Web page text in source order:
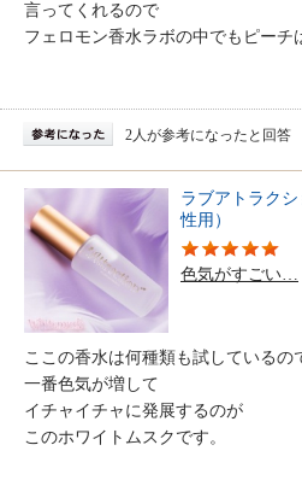
言ってくれるので
フェロモン香水ラボの中でもピーチ
2人が参考になったと回答
ラブアトラク
性用）
色気がすごい…
ここの香水は何種類も試しているの
一番色気が増して
イチャイチャに発展するのが
このホワイトムスクです。